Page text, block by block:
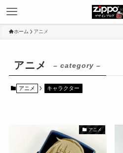
ホーム アニメ
アニメ – category –
アニメ キャラクター
アニメ